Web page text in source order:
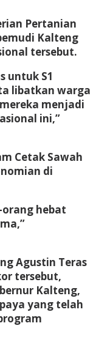
Pertanian
Kalteng
tersebut.
untuk S1
libatkan warga
menjadi
ini,”
Cetak Sawah
di
hebat
Agustin Teras
tersebut,
Kalteng,
yang telah